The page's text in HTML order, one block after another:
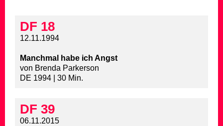
DF 18
12.11.1994
Manchmal habe ich Angst
von Brenda Parkerson
DE 1994 | 30 Min.
DF 39
06.11.2015